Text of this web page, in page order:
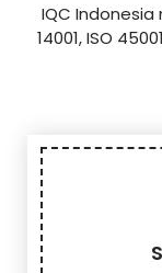
IQC Indonesia
14001, ISO